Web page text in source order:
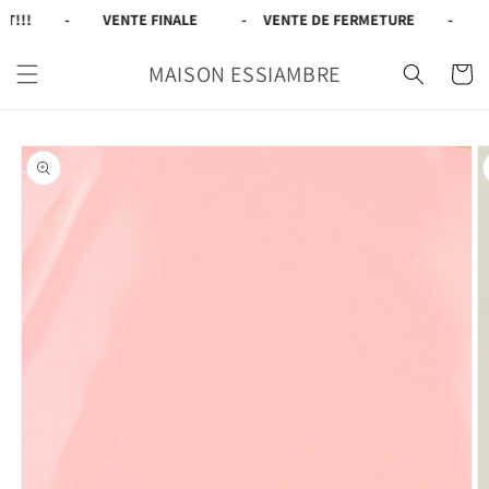
VENTE FINALE VENTE DE FERMETURE
passer
contenu
MAISON ESSIAMBRE Panier
Passer aux
informations
produits